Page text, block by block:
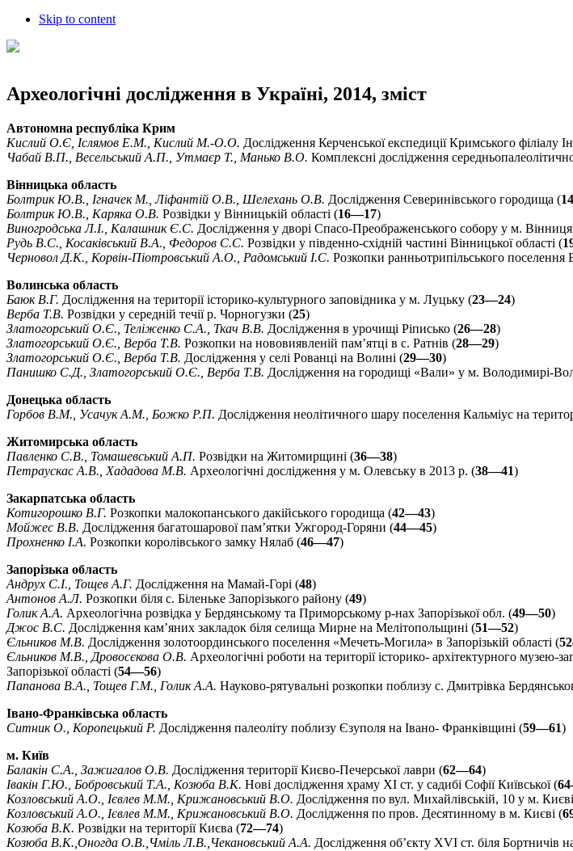
Skip to content
Археологічні дослідження в Україні, 2014, зміст
Автономна республіка Крим
Кислий О.Є, Іслямов Е.М., Кислий М.-О.О. Дослідження Керченської експедиції Кримського філіалу
Чабай В.П., Весельський А.П., Утмаєр Т., Манько В.О. Комплексні дослідження
Вінницька область
Болтрик Ю.В., Ігначек М., Ліфантій О.В., Шелехань О.В. Дослідження Северинівського городища (
Болтрик Ю.В., Каряка О.В. Розвідки у Вінницькій області (16—17)
Виногродська Л.І., Калашник Є.С. Дослідження у дворі Спасо-Преображенського собору у м.
Рудь В.С., Косаківський В.А., Федоров С.С. Розвідки у південно-східній частині Вінницької області (
Черновол Д.К., Корвін-Піотровський А.О., Радомський І.С. Розкопки ранньотрипільського
Волинська область
Баюк В.Г. Дослідження на території історико-культурного заповідника у м. Луцьку (23—24)
Верба Т.В. Розвідки у середній течії р. Чорногузки (25)
Златогорський О.Є., Теліженко С.А., Ткач В.В. Дослідження в урочищі Ріписько (26—28)
Златогорський О.Є., Верба Т.В. Розкопки на нововиявленій пам’ятці в с. Ратнів (28—29)
Златогорський О.Є., Верба Т.В. Дослідження у селі Рованці на Волині (29—30)
Панишко С.Д., Златогорський О.Є., Верба Т.В. Дослідження на городищі «Вали» у м. Володимирі-
Донецька область
Горбов В.М., Усачук А.М., Божко Р.П. Дослідження неолітичного шару поселення Кальміус на
Житомирська область
Павленко С.В., Томашевський А.П. Розвідки на Житомирщині (36—38)
Петраускас А.В., Хададова М.В. Археологічні дослідження у м. Олевську в 2013 р. (38—41)
Закарпатська область
Котигорошко В.Г. Розкопки малокопанського дакійського городища (42—43)
Мойжес В.В. Дослідження багатошарової пам’ятки Ужгород-Горяни (44—45)
Прохненко І.А. Розкопки королівського замку Нялаб (46—47)
Запорізька область
Андрух С.І., Тощев А.Г. Дослідження на Мамай-Горі (48)
Антонов А.Л. Розкопки біля с. Біленьке Запорізького району (49)
Голик А.А. Археологічна розвідка у Бердянському та Приморському р-нах Запорізької обл. (49—50)
Джос В.С. Дослідження кам’яних закладок біля селища Мирне на Мелітопольщині (51—52)
Єльников М.В. Дослідження золотоординського поселення «Мечеть-Могила» в Запорізькій області (
Єльников М.В., Дровосєкова О.В. Археологічні роботи на території історико- архітектурного
Запорізької області (54—56)
Папанова В.А., Тощев Г.М., Голик А.А. Науково-рятувальні розкопки поблизу с. Дмитрівка
Івано-Франківська область
Ситник О., Коропецький Р. Дослідження палеоліту поблизу Єзуполя на Івано- Франківщині (59—61)
м. Київ
Балакін С.А., Зажигалов О.В. Дослідження території Києво-Печерської лаври (62—64)
Івакін Г.Ю., Бобровський Т.А., Козюба В.К. Нові дослідження храму XI ст. у садибі Софії Київської (
Козловський А.О., Ієвлев М.М., Крижановський В.О. Дослідження по вул. Михайлівській, 10 у м.
Козловський А.О., Ієвлев М.М., Крижановський В.О. Дослідження по пров. Десятинному в м. Києві (
Козюба В.К. Розвідки на території Києва (72—74)
Козюба В.К.,Оногда О.В.,Чміль Л.В.,Чекановський А.А. Дослідження об’єкту XVI ст. біля Бортничів